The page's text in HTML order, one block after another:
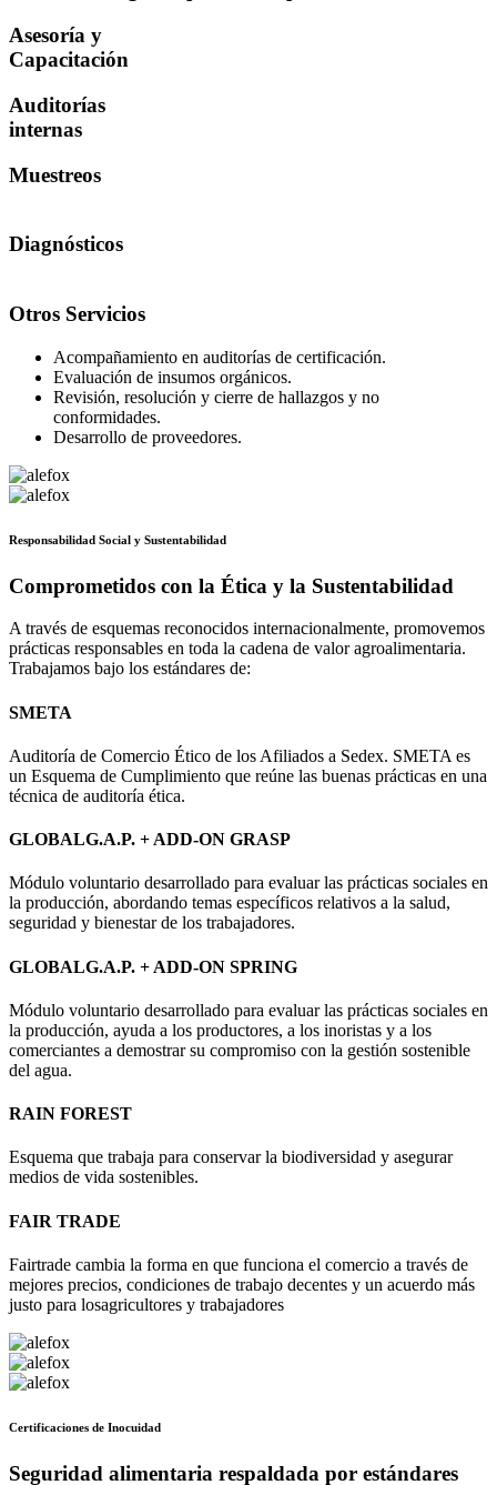
Asesoría y
Capacitación
Auditorías
internas
Muestreos
Diagnósticos
Otros Servicios
Acompañamiento en auditorías de certificación.
Evaluación de insumos orgánicos.
Revisión, resolución y cierre de hallazgos y no
conformidades.
Desarrollo de proveedores.
Responsabilidad Social y Sustentabilidad
Comprometidos con la Ética y la Sustentabilidad
A través de esquemas reconocidos internacionalmente, promovemos
prácticas responsables en toda la cadena de valor agroalimentaria.
Trabajamos bajo los estándares de:
SMETA
Auditoría de Comercio Ético de los Afiliados a Sedex. SMETA es
un Esquema de Cumplimiento que reúne las buenas prácticas en una
técnica de auditoría ética.
GLOBALG.A.P. + ADD-ON GRASP
Módulo voluntario desarrollado para evaluar las prácticas sociales en
la producción, abordando temas específicos relativos a la salud,
seguridad y bienestar de los trabajadores.
GLOBALG.A.P. + ADD-ON SPRING
Módulo voluntario desarrollado para evaluar las prácticas sociales en
la producción, ayuda a los productores, a los inoristas y a los
comerciantes a demostrar su compromiso con la gestión sostenible
del agua.
RAIN FOREST
Esquema que trabaja para conservar la biodiversidad y asegurar
medios de vida sostenibles.
FAIR TRADE
Fairtrade cambia la forma en que funciona el comercio a través de
mejores precios, condiciones de trabajo decentes y un acuerdo más
justo para losagricultores y trabajadores
Certificaciones de Inocuidad
Seguridad alimentaria respaldada por estándares